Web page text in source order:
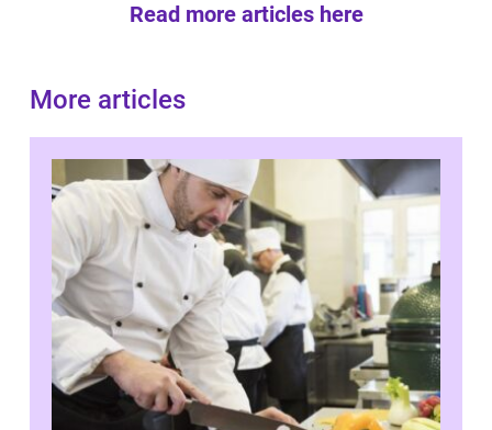
Read more articles here
More articles